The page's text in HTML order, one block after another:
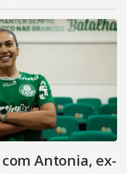
Antonia, ex-